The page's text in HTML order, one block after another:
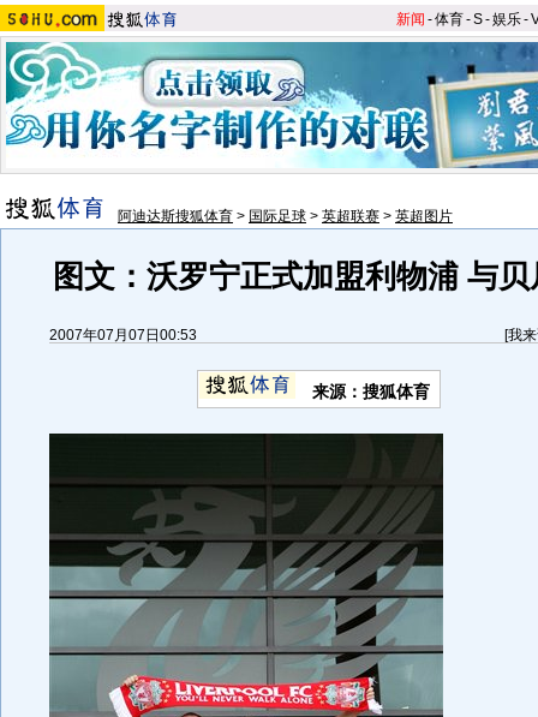
新闻 -体育-S-娱乐-
阿迪达斯搜狐体育 > 国际足球 > 英超联赛 > 英超图片
图文：沃罗宁正式加盟利物浦 与
2007年07月07日00:53 [我
来源：搜狐体育